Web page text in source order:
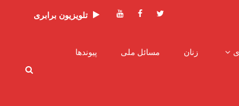
توئیترفیسبوکیوتیوب تلویزیون برابری
زنان مسائل ملی پیوندها